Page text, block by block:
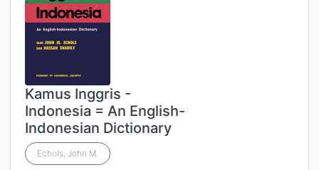
Kamus Inggris -
Indonesia = An English-
Indonesian Dictionary
Echols, John M.